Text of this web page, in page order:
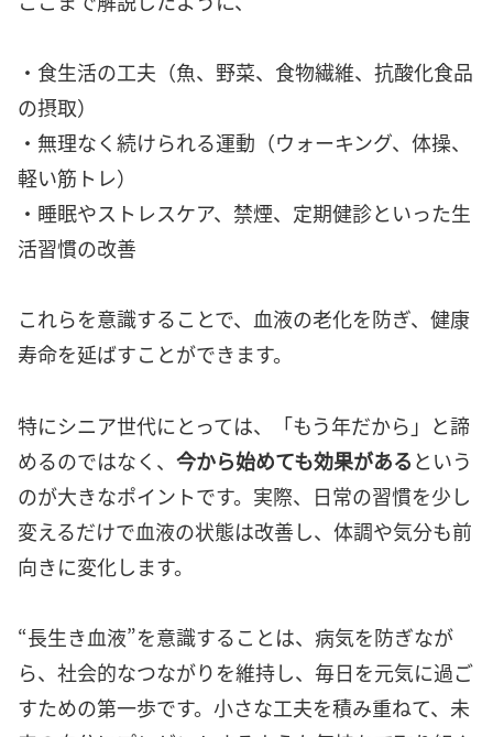
・食生活の工夫（魚、野菜、食物繊維、抗酸化食品
の摂取）
・無理なく続けられる運動（ウォーキング、体操、
軽い筋トレ）
・睡眠やストレスケア、禁煙、定期健診といった生
活習慣の改善
これらを意識することで、血液の老化を防ぎ、健康
寿命を延ばすことができます。
特にシニア世代にとっては、「もう年だから」と諦
めるのではなく、 今から始めても効果があるという
のが大きなポイントです。実際、日常の習慣を少し
変えるだけで血液の状態は改善し、体調や気分も前
向きに変化します。
“長生き血液”を意識することは、病気を防ぎなが
ら、社会的なつながりを維持し、毎日を元気に過ご
すための第一歩です。小さな工夫を積み重ねて、未